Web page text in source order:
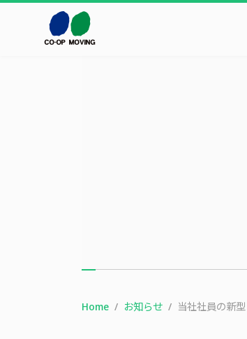
本文までスキップする
Home お知らせ 当社社員の新